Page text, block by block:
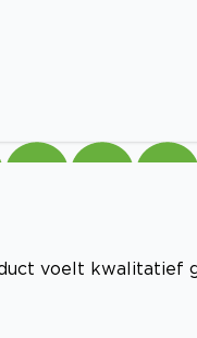
voelt kwalitatief